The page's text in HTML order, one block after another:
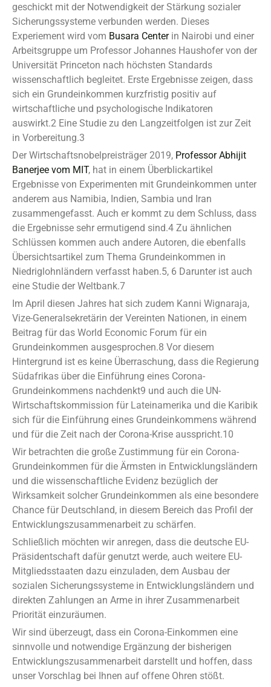
geschickt mit der Notwendigkeit der Stärkung sozialer
Sicherungssysteme verbunden werden. Dieses
Experiement wird vom Busara Centerin Nairobi und einer
Arbeitsgruppe um Professor Johannes Haushofer von der
Universität Princeton nach höchsten Standards
wissenschaftlich begleitet. Erste Ergebnisse zeigen, dass
sich ein Grundeinkommen kurzfristig positiv auf
wirtschaftliche und psychologische Indikatoren
auswirkt.2 Eine Studie zu den Langzeitfolgen ist zur Zeit
in Vorbereitung.3
Der Wirtschaftsnobelpreisträger 2019, Professor Abhijit
Banerjee vom MIT, hat in einem Überblickartikel
Ergebnisse von Experimenten mit Grundeinkommen unter
anderem aus Namibia, Indien, Sambia und Iran
zusammengefasst. Auch er kommt zu dem Schluss, dass
die Ergebnisse sehr ermutigend sind.4 Zu ähnlichen
Schlüssen kommen auch andere Autoren, die ebenfalls
Übersichtsartikel zum Thema Grundeinkommen in
Niedriglohnländern verfasst haben.5, 6 Darunter ist auch
eine Studie der Weltbank.7
Im April diesen Jahres hat sich zudem Kanni Wignaraja,
Vize-Generalsekretärin der Vereinten Nationen, in einem
Beitrag für das World Economic Forum für ein
Grundeinkommen ausgesprochen.8 Vor diesem
Hintergrund ist es keine Überraschung, dass die Regierung
Südafrikas über die Einführung eines Corona-
Grundeinkommens nachdenkt9 und auch die UN-
Wirtschaftskommission für Lateinamerika und die Karibik
sich für die Einführung eines Grundeinkommens während
und für die Zeit nach der Corona-Krise ausspricht.10
Wir betrachten die große Zustimmung für ein Corona-
Grundeinkommen für die Ärmsten in Entwicklungsländern
und die wissenschaftliche Evidenz bezüglich der
Wirksamkeit solcher Grundeinkommen als eine besondere
Chance für Deutschland, in diesem Bereich das Profil der
Entwicklungszusammenarbeit zu schärfen.
Schließlich möchten wir anregen, dass die deutsche EU-
Präsidentschaft dafür genutzt werde, auch weitere EU-
Mitgliedsstaaten dazu einzuladen, dem Ausbau der
sozialen Sicherungssysteme in Entwicklungsländern und
direkten Zahlungen an Arme in ihrer Zusammenarbeit
Priorität einzuräumen.
Wir sind überzeugt, dass ein Corona-Einkommen eine
sinnvolle und notwendige Ergänzung der bisherigen
Entwicklungszusammenarbeit darstellt und hoffen, dass
unser Vorschlag bei Ihnen auf offene Ohren stößt.